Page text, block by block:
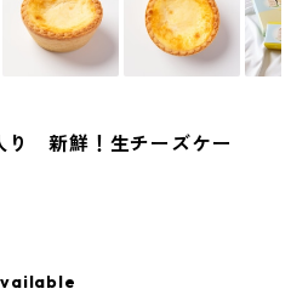
り 新鮮！生チーズケー